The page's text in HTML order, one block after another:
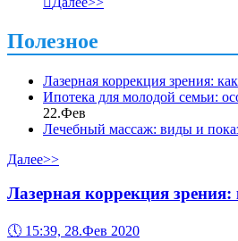
Полезное
Лазерная коррекция зрения:
Ипотека для молодой семьи:
22.Фев
Лечебный массаж: виды и
Далее>>
Лазерная коррекция зрения:
🕔 15:39, 28.Фев 2020